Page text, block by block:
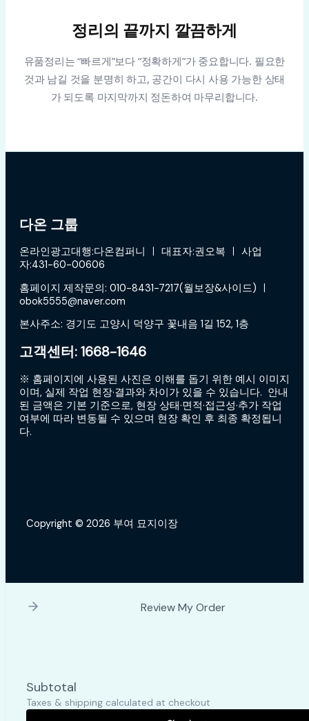
정리의 끝까지 깔끔하게
유품정리는 “빠르게”보다 “정확하게”가 중요합니다. 필요한
것과 남길 것을 분명히 하고, 공간이 다시 사용 가능한 상태
가 되도록 마지막까지 정돈하여 마무리합니다.
다온 그룹
온라인광고대행:다온컴퍼니 ㅣ 대표자:권오복 ㅣ 사업
자:431-60-00606
홈페이지 제작문의: 010-8431-7217(월보장&사이드) ㅣ
obok5555@naver.com
본사주소: 경기도 고양시 덕양구 꽃내음 1길 152, 1층
고객센터: 1668-1646
※ 홈페이지에 사용된 사진은 이해를 돕기 위한 예시 이미지
이며, 실제 작업 현장·결과와 차이가 있을 수 있습니다. 안내
된 금액은 기본 기준으로, 현장 상태·면적·접근성·추가 작업
여부에 따라 변동될 수 있으며 현장 확인 후 최종 확정됩니
다.
Copyright © 2026 부여 묘지이장
Review My Order
Subtotal
Taxes & shipping calculated at checkout